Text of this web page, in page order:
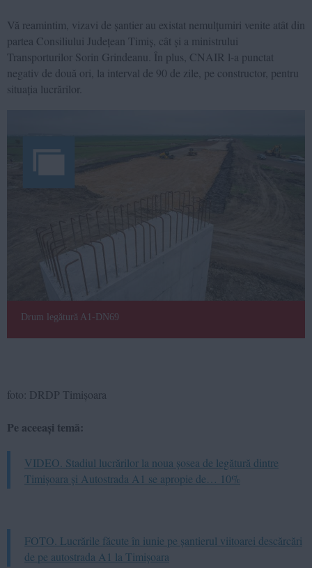
Vă reamintim, vizavi de șantier au existat nemulțumiri venite atât din
partea Consiliului Județean Timiș, cât și a ministrului
Transporturilor Sorin Grindeanu. În plus, CNAIR l-a punctat
negativ de două ori, la interval de 90 de zile, pe constructor, pentru
situația lucrărilor.
Drum legătură A1-DN69
foto: DRDP Timișoara
Pe aceeași temă:
VIDEO. Stadiul lucrărilor la noua șosea de legătură dintre
Timișoara și Autostrada A1 se apropie de… 10%
FOTO. Lucrările făcute în iunie pe șantierul viitoarei descărcări
de pe autostrada A1 la Timișoara